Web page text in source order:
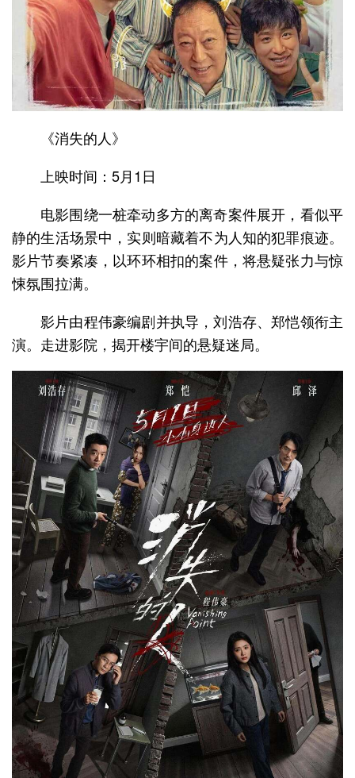
《消失的人》
上映时间：5月1日
电影围绕一桩牵动多方的离奇案件展开，看似平
静的生活场景中，实则暗藏着不为人知的犯罪痕迹。
影片节奏紧凑，以环环相扣的案件，将悬疑张力与惊
悚氛围拉满。
影片由程伟豪编剧并执导，刘浩存、郑恺领衔主
演。走进影院，揭开楼宇间的悬疑迷局。